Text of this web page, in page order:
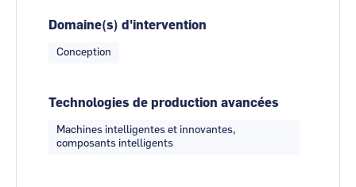
Domaine(s) d'intervention
Conception
Technologies de production avancées
Machines intelligentes et innovantes,
composants intelligents